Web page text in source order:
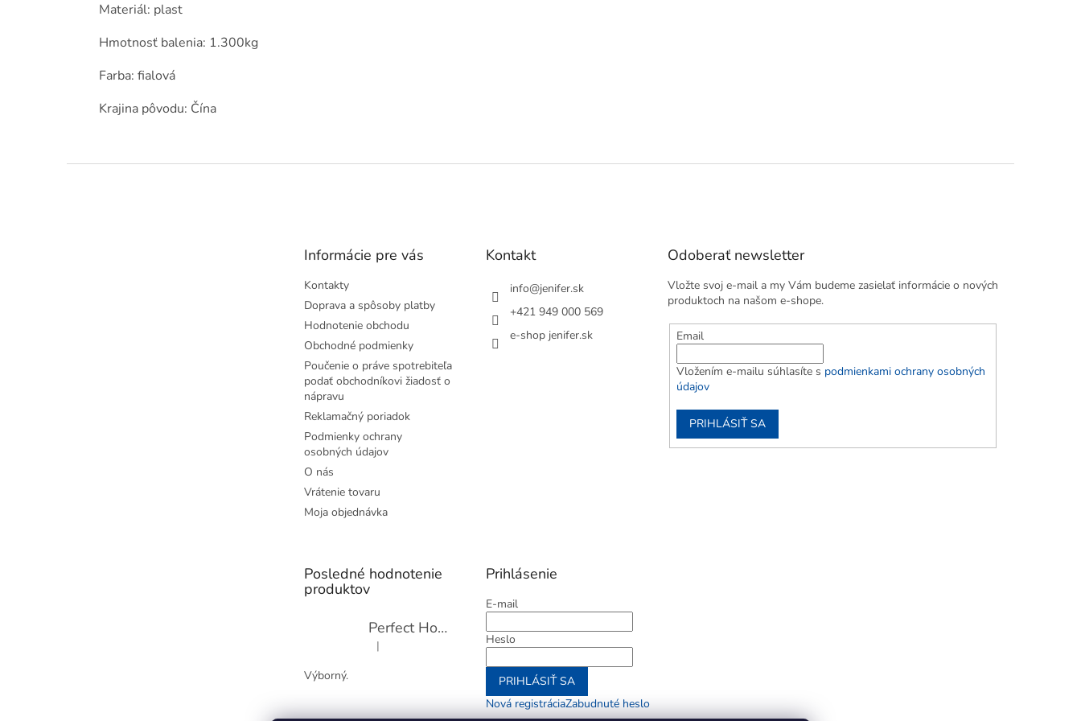
Materiál: plast
Hmotnosť balenia: 1.300kg
Farba: fialová
Krajina pôvodu: Čína
Informácie pre vás
Kontakty
Doprava a spôsoby platby
Hodnotenie obchodu
Obchodné podmienky
Poučenie o práve spotrebiteľa
podať obchodníkovi žiadosť o
nápravu
Reklamačný poriadok
Podmienky ochrany
osobných údajov
O nás
Vrátenie tovaru
Moja objednávka
Kontakt
info@jenifer.sk
+421 949 000 569
e-shop jenifer.sk
Odoberať newsletter
Vložte svoj e-mail a my Vám budeme zasielať informácie o nových
produktoch na našom e-shope.
Email
Vložením e-mailu súhlasíte s podmienkami ochrany osobných
údajov
PRIHLÁSIŤ SA
Posledné hodnotenie
produktov
Perfect Home Tĺčik na mäso so sekáčikom, 56893
Hodnotenie produktu je 5 z 5 hviezdičiek.
|
Výborný.
Prihlásenie
E-mail
Heslo
PRIHLÁSIŤ SA
Nová registráciaZabudnuté heslo